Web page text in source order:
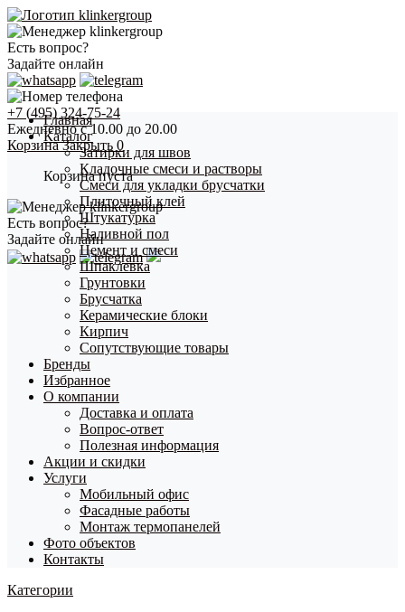
Есть вопрос?
Задайте онлайн
+7 (495) 324-75-24
Ежедневно с 10.00 до 20.00
Корзина Закрыть 0
Корзина пуста
Есть вопрос?
Задайте онлайн
Главная
Каталог
Затирки для швов
Кладочные смеси и растворы
Смеси для укладки брусчатки
Плиточный клей
Штукатурка
Наливной пол
Цемент и смеси
Шпаклевка
Грунтовки
Брусчатка
Керамические блоки
Кирпич
Сопутствующие товары
Бренды
Избранное
О компании
Доставка и оплата
Вопрос-ответ
Полезная информация
Акции и скидки
Услуги
Мобильный офис
Фасадные работы
Монтаж термопанелей
Фото объектов
Контакты
Категории